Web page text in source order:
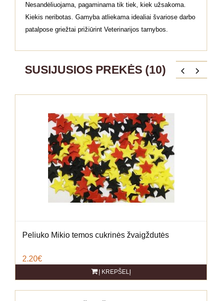
Nesandėliuojama, pagaminama tik tiek, kiek užsakoma.
Kiekis neribotas. Gamyba atliekama idealiai švariose darbo
patalpose griežtai prižiūrint Veterinarijos tarnybos.
SUSIJUSIOS PREKĖS (10)
Peliuko Mikio temos cukrinės žvaigždutės
2.20€
Į KREPŠELĮ